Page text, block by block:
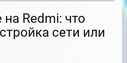
Redmi: что
сети или